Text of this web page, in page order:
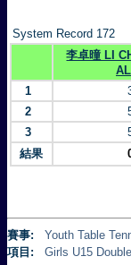
System Record 172
李卓曈 LI
1
2
3
結果
賽事:
Youth Table
項目:
Girls U15